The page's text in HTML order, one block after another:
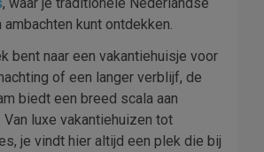
kunt ontdekken.
bent naar een vakantiehuisje voor
of een langer verblijf, de
biedt een breed scala aan
luxe vakantiehuizen tot
je vindt hier altijd een plek die bij